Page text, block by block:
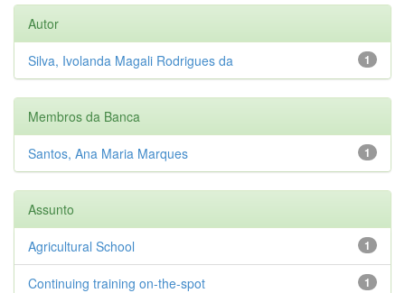
Autor
1
Silva, Ivolanda Magali Rodrigues da
Membros da Banca
1
Santos, Ana Maria Marques
Assunto
1
Agricultural School
1
Continuing training on-the-spot